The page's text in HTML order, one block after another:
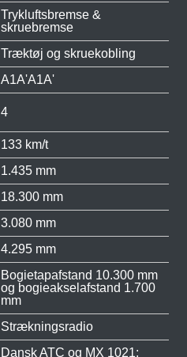
Trykluftsbremse &
skruebremse
Træktøj og skruekobling
A1A'A1A'
4
133 km/t
1.435 mm
18.300 mm
3.080 mm
4.295 mm
Bogietapafstand 10.300 mm
og bogieakselafstand 1.700
mm
Strækningsradio
Dansk ATC og MX 1021: